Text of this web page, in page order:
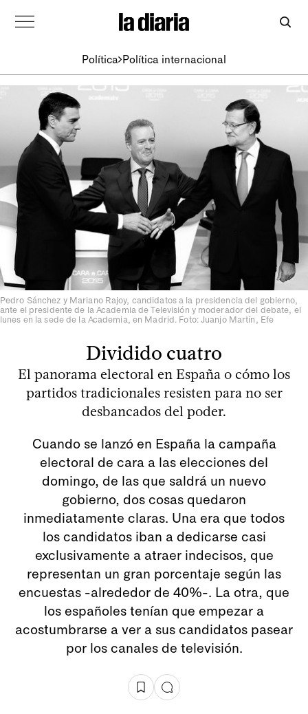
Política Política internacional
Pedro Sánchez y Mariano Rajoy, candidatos a la presidencia del gobierno,
ante el presidente de la Academia de Televisión y moderador del debate, el
lunes en la sede de la Academia, en Madrid. Foto: Juanjo Martín, Efe
Dividido cuatro
El panorama electoral en España o cómo los
partidos tradicionales resisten para no ser
desbancados del poder.
Cuando se lanzó en España la campaña
electoral de cara a las elecciones del
domingo, de las que saldrá un nuevo
gobierno, dos cosas quedaron
inmediatamente claras. Una era que todos
los candidatos iban a dedicarse casi
exclusivamente a atraer indecisos, que
representan un gran porcentaje según las
encuestas -alrededor de 40%-. La otra, que
los españoles tenían que empezar a
acostumbrarse a ver a sus candidatos pasear
por los canales de televisión.